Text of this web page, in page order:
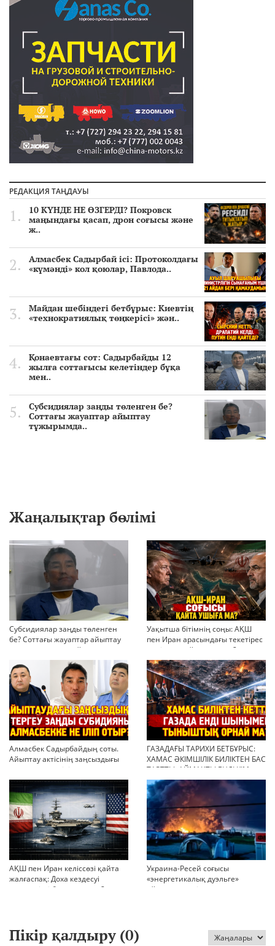
РЕДАКЦИЯ ТАҢДАУЫ
10 КҮНДЕ НЕ ӨЗГЕРДІ? Покровск
маңындағы қасап, дрон соғысы және
ж..
Алмасбек Садырбай ісі: Протоколдағы
«күмәнді» кол қоюлар, Павлода..
Майдан шебіндегі бетбұрыс: Киевтің
«технократиялық төңкерісі» жән..
Қонаевтағы сот: Садырбайды 12
жылға соттағысы келетіндер бұқа
мен..
Субсидиялар заңды төленген бе?
Соттағы жауаптар айыптау
тұжырымда..
Жаңалықтар бөлімі
Субсидиялар заңды төленген
бе? Соттағы жауаптар айыптау
тұжырымдарын қайта қарауға
негіз бола ала ма?
Уақытша бітімнің соңы: АҚШ
пен Иран арасындағы текетірес
неліктен қайта ушықты?
Алмасбек Садырбайдың соты.
Айыптау актісінің заңсыздығы
мен қолдан өсірілген
миллиондар
ГАЗАДАҒЫ ТАРИХИ БЕТБҰРЫС:
ХАМАС ӘКІМШІЛІК БИЛІКТЕН БАС
ТАРТТЫ. АЙМАҚТЫ ЕНДІ КІМ
БАСҚАРАДЫ?
АҚШ пен Иран келіссөзі қайта
жалғаспақ: Доха кездесуі
шиеленісті бәсеңдете ме?
Украина-Ресей соғысы
«энергетикалық дуэльге»
айналып кетті
Пікір қалдыру (0)